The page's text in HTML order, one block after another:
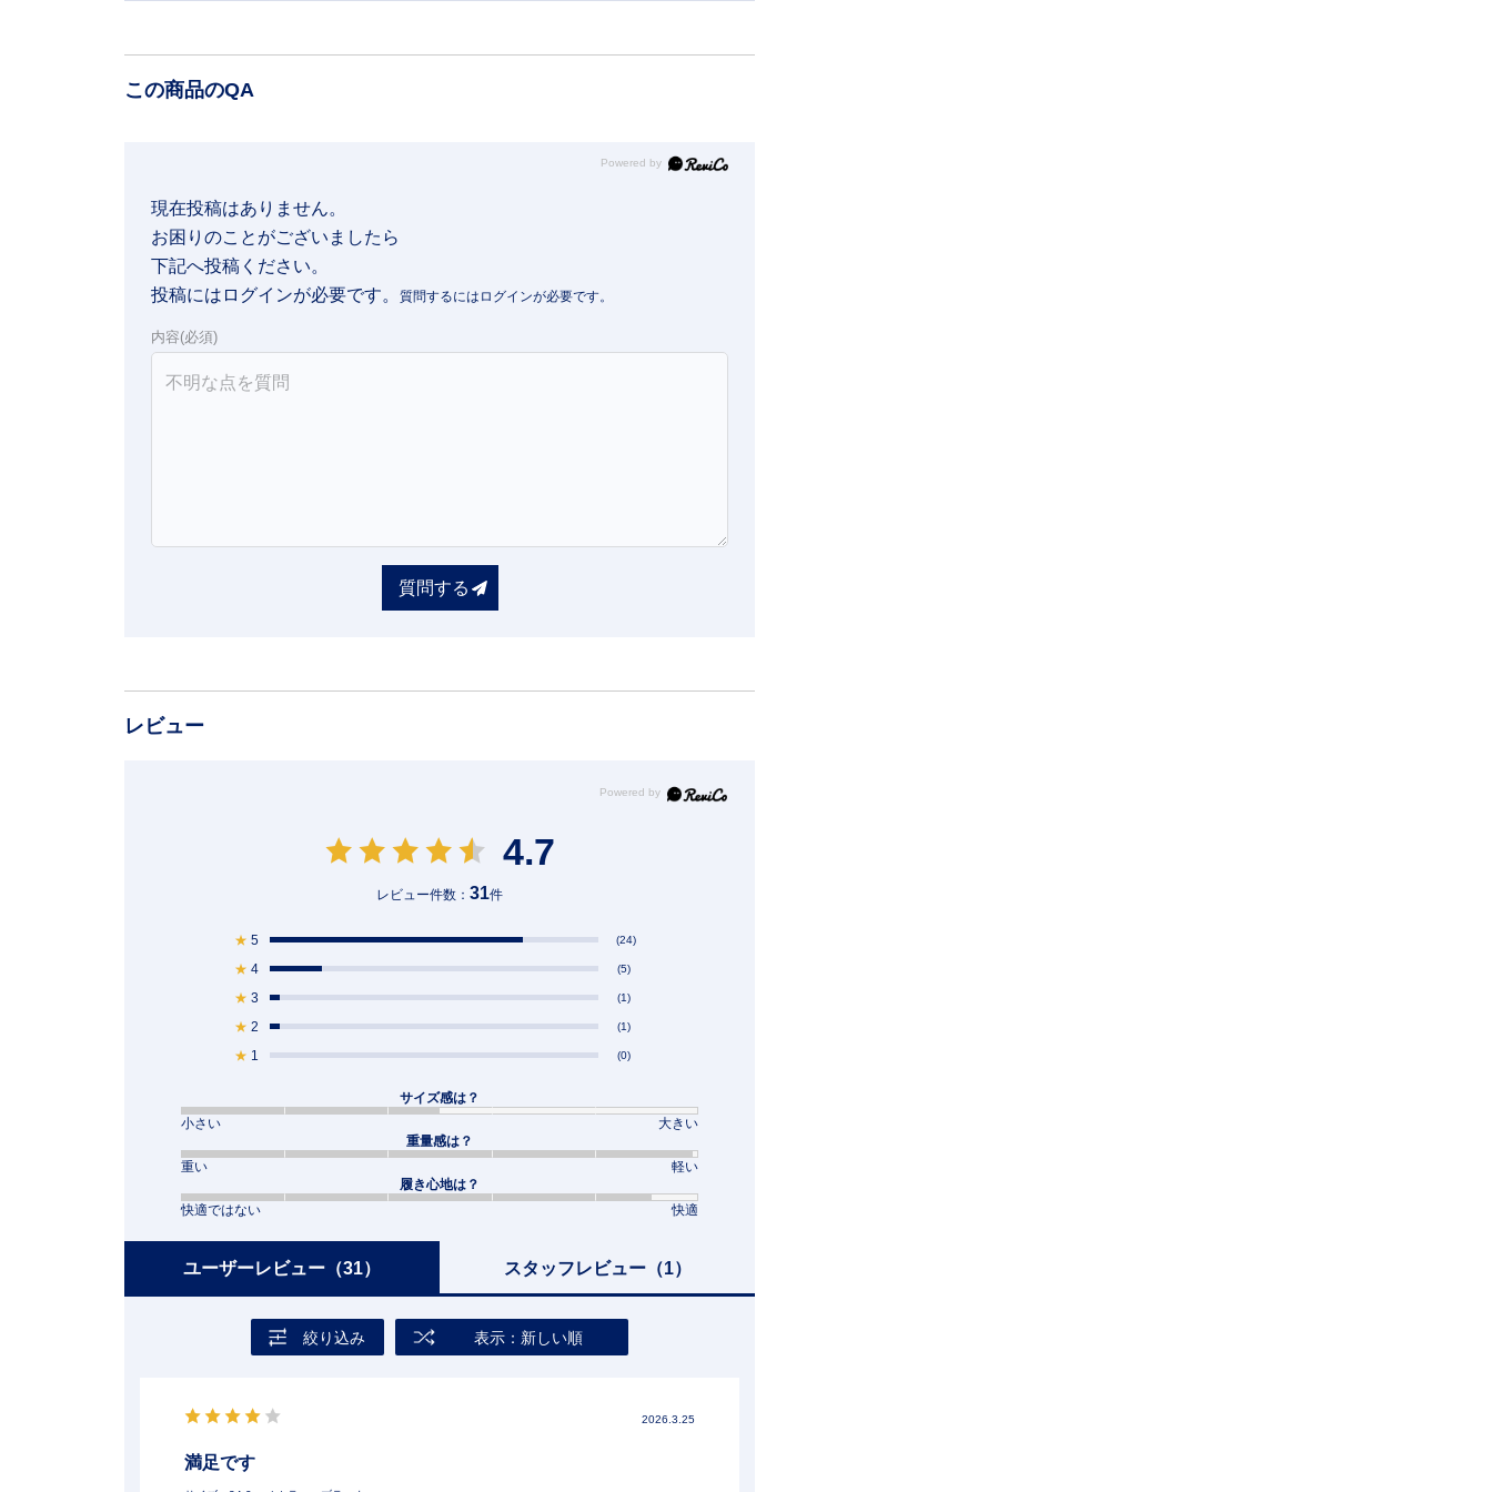
この商品のQA
Powered by
現在投稿はありません。
お困りのことがございましたら
下記へ投稿ください。
投稿にはログインが必要です。
内容(必須)
質問する
レビュー
4.7
レビュー件数： 31件
★ 5 (24)
★ 4 (5)
★ 3 (1)
★ 2 (1)
★ 1 (0)
サイズ感は？
小さい
大きい
重量感は？
重い
軽い
履き心地は？
快適ではない
快適
ユーザーレビュー （31） スタッフレビュー（1）
絞り込み 表示：新しい順
2026.3.25
満足です